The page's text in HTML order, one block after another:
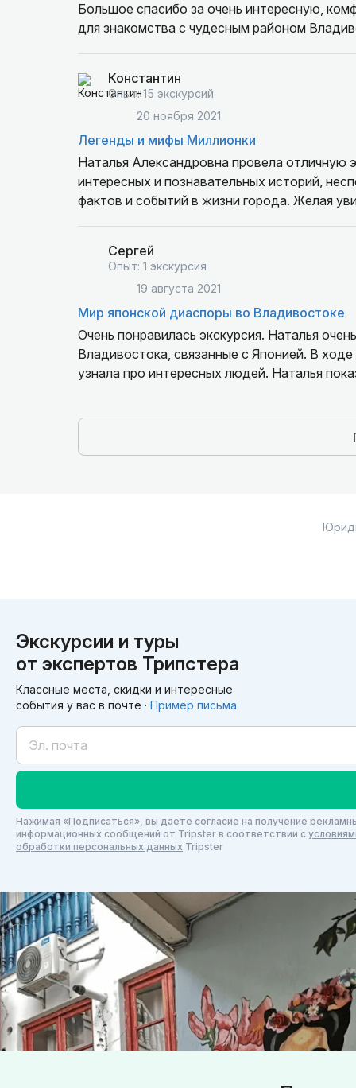
Большое спасибо за очень интересную, комфортную и
для знакомства с чудесным районом
Константин
Опыт: 15 экскурсий
20 ноября 2021
Легенды и мифы Миллионки
Наталья Александровна провела
интересных и познавательных историй,
фактов и событий в жизни города. Желая
Сергей
Опыт: 1 экскурсия
19 августа 2021
Мир японской диаспоры во Владивостоке
Очень понравилась экскурсия. Наталья
Владивостока, связанные с Японией. В
узнала про интересных людей. Наталья
Экскурсии и туры
от экспертов Трипстера
Классные места, скидки и интересные
события у вас в почте · Пример письма
Нажимая «Подписаться», вы даете согласие на получение
информационных сообщений от Tripster в соответствии c
обработки персональных данных Tripster